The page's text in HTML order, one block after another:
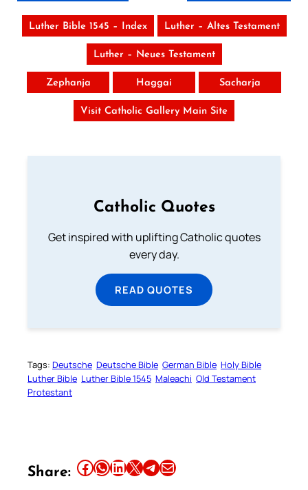
Luther Bible 1545 – Index Luther – Altes Testament
Luther – Neues Testament
Zephanja Haggai Sacharja
Visit Catholic Gallery Main Site
Catholic Quotes
Get inspired with uplifting Catholic quotes
every day.
READ QUOTES
Tags: Deutsche Deutsche Bible German Bible Holy Bible
Luther Bible Luther Bible 1545 Maleachi Old Testament
Protestant
Share: Share this article on Facebook Share this article on WhatsApp Share this article on LinkedIn Share this article on X Share this article on TelegramEmail this Article